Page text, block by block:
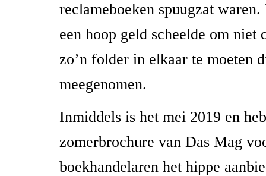
reclameboeken spuugzat
een hoop geld scheelde om niet
zo’n folder in elkaar te moeten
meegenomen.
Inmiddels is het mei 2019 en
zomerbrochure van Das Mag
boekhandelaren het hippe